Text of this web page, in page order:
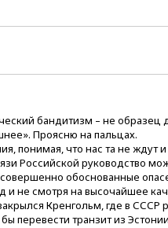
бандитизм – не образец
Проясню на пальцах.
понимая, что нас та не ждут и
Российской руководство
совершенно обоснованные
и не смотря на высочайшее
Кренгольм, где в СССР
перевести транзит из